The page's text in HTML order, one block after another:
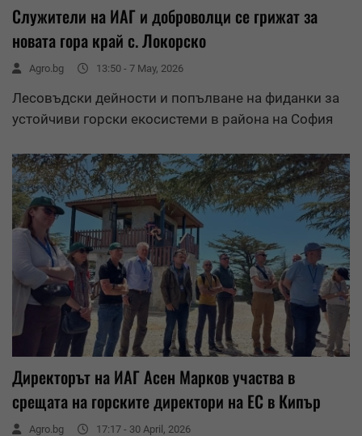
Служители на ИАГ и доброволци се грижат за
новата гора край с. Локорско
Agro.bg 13:50 - 7 May, 2026
Лесовъдски дейности и попълване на фиданки за
устойчиви горски екосистеми в района на София
Директорът на ИАГ Асен Марков участва в
срещата на горските директори на ЕС в Кипър
Agro.bg 17:17 - 30 April, 2026